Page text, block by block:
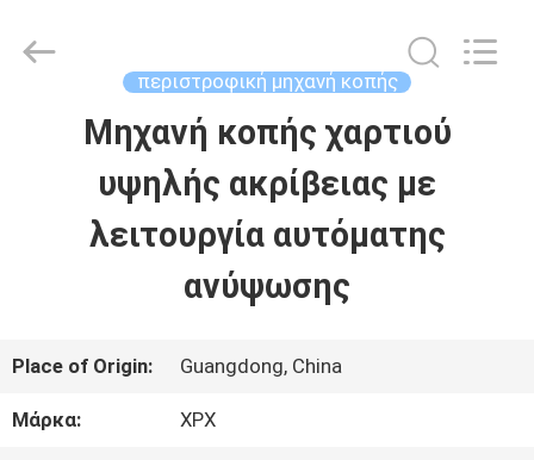
ΠΡΟΪΌΝΤΑ
Machinery
περιστροφική μηχανή κοπής
Μηχανή κοπής χαρτιού
υψηλής ακρίβειας με
λειτουργία αυτόματης
ανύψωσης
Place of Origin: Guangdong, China
Μάρκα: XPX